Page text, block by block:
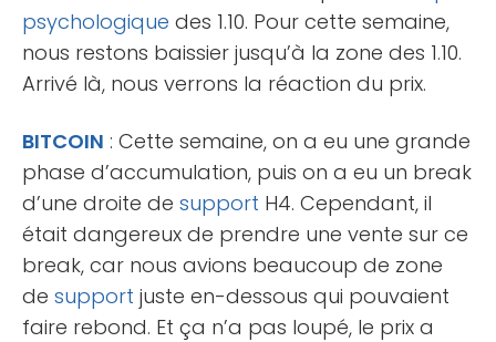
psychologique des 1.10. Pour cette semaine,
nous restons baissier jusqu’à la zone des 1.10.
Arrivé là, nous verrons la réaction du prix.
BITCOIN : Cette semaine, on a eu une grande
phase d’accumulation, puis on a eu un break
d’une droite de support H4. Cependant, il
était dangereux de prendre une vente sur ce
break, car nous avions beaucoup de zone
de support juste en-dessous qui pouvaient
faire rebond. Et ça n’a pas loupé, le prix a